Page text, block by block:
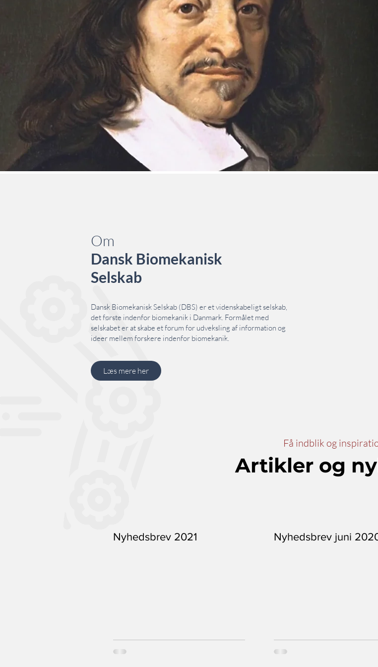
Om
Dansk Biomekanisk
Selskab
Dansk Biomekanisk Selskab (DBS) er et videnskabeligt selskab,
det første indenfor biomekanik i Danmark. Formålet med
selskabet er at skabe et forum for udveksling af information og
ideer mellem forskere indenfor biomekanik.
Få indblik og
Læs mere her
Artikler og
Nyhedsbrev 2021 Nyhedsbrev juni